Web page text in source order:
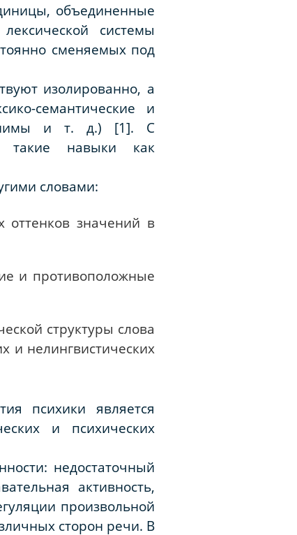
объединенные
системы
сменяемых под
изолированно, а
семантические и
и т. д.) [1]. С
такие навыки как
словами:
оттенков значений в
и противоположные
структуры слова
и нелингвистических
психики является
и психических
недостаточный
активность,
произвольной
сторон речи. В